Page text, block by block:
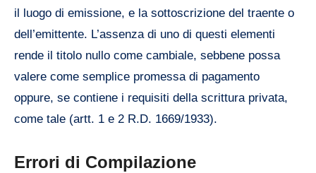
il luogo di emissione, e la sottoscrizione del traente o
dell’emittente. L’assenza di uno di questi elementi
rende il titolo nullo come cambiale, sebbene possa
valere come semplice promessa di pagamento
oppure, se contiene i requisiti della scrittura privata,
come tale (artt. 1 e 2 R.D. 1669/1933).
Errori di Compilazione